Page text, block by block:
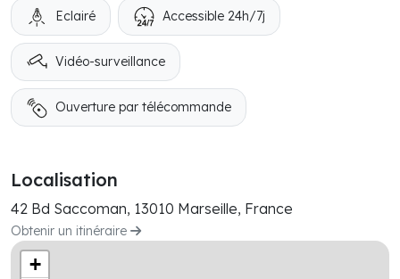
Eclairé Accessible 24h/7j
Vidéo-surveillance
Ouverture par télécommande
Localisation
42 Bd Saccoman, 13010 Marseille, France
Obtenir un itinéraire
+